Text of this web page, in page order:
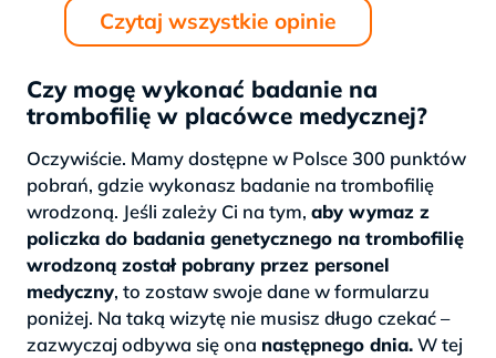
dowiedziałam się co mi jest
jednocześnie oszczędzając przy
tym czas i pieniądze. Z całego
serca polecam laboratorium
badań genetycznych ❤️”
Czytaj wszystkie opinie
Czy mogę wykonać badanie na
trombofilię w placówce medycznej?
Oczywiście. Mamy dostępne w Polsce 300 punktów
pobrań, gdzie wykonasz badanie na trombofilię
wrodzoną. Jeśli zależy Ci na tym, aby wymaz z
policzka do badania genetycznego na trombofilię
wrodzoną został pobrany przez personel
medyczny, to zostaw swoje dane w formularzu
poniżej. Na taką wizytę nie musisz długo czekać –
zazwyczaj odbywa się ona następnego dnia.W tej